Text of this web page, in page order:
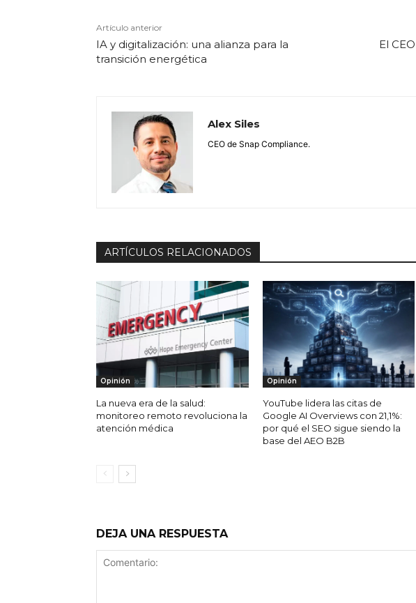
Artículo anterior
IA y digitalización: una alianza para la
transición energética
El
Alex Siles
CEO de Snap Compliance.
ARTÍCULOS RELACIONADOS
Opinión
La nueva era de la salud:
monitoreo remoto revoluciona la
atención médica
Opinión
YouTube lidera las citas de
Google AI Overviews con 21,1%:
por qué el SEO sigue siendo la
base del AEO B2B
DEJA UNA RESPUESTA